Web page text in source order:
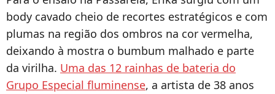
body cavado cheio de recortes estratégicos e com
plumas na região dos ombros na cor vermelha,
deixando à mostra o bumbum malhado e parte
da virilha. Uma das 12 rainhas de bateria do
Grupo Especial fluminense, a artista de 38 anos